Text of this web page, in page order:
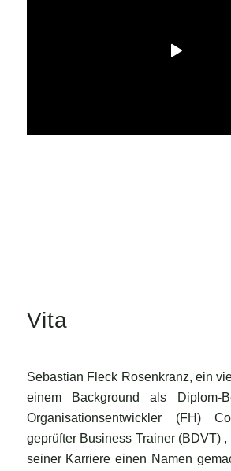
Vita
Sebastian Fleck Rosenkranz, ein
einem Background als Diplom-
Organisationsentwickler (FH)
geprüfter Business Trainer (BDVT)
seiner Karriere einen Namen